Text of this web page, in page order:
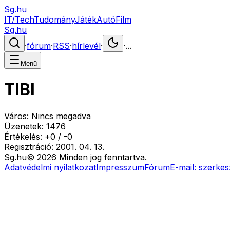
Sg.hu
IT/TechTudományJátékAutóFilm
Sg.hu
·fórum·RSS·hírlevél· ·...
Menü
TIBI
Város: Nincs megadva
Üzenetek: 1476
Értékelés: +0 / -0
Regisztráció: 2001. 04. 13.
Sg.hu© 2026 Minden jog fenntartva.
Adatvédelmi nyilatkozatImpresszumFórumE-mail: